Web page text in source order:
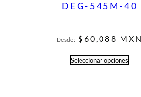
DEG-545M-40
Desde: $ 60,088 MXN
Seleccionar opciones